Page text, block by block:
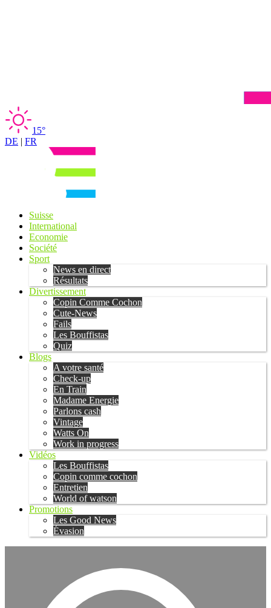
15°
DE | FR
Suisse
International
Economie
Société
Sport
News en direct
Résultats
Divertissement
Copin Comme Cochon
Cute-News
Fails
Les Bouffistas
Quiz
Blogs
A votre santé
Check-up
En Train
Madame Energie
Parlons cash
Vintage
Watts On
Work in progress
Vidéos
Les Bouffistas
Copin comme cochon
Entretien
World of watson
Promotions
Les Good News
Évasion